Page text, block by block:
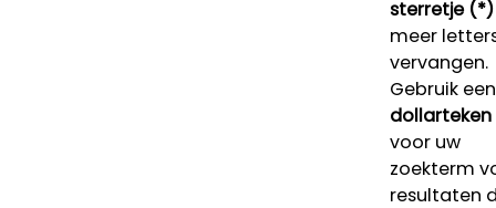
sterretje (*)
meer
vervangen.
Gebruik een
voor uw
zoekterm
resultaten